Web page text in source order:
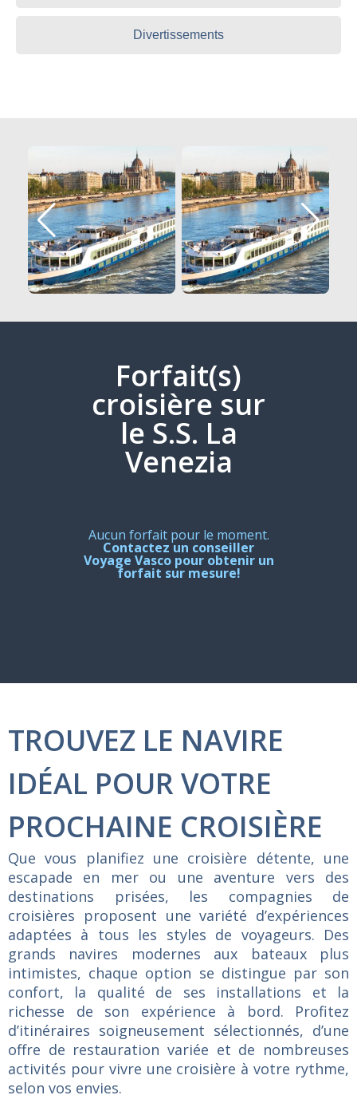
Divertissements
Forfait(s)
croisière sur
le S.S. La
Venezia
Aucun forfait pour le moment.
Contactez un conseiller
Voyage Vasco pour obtenir un
forfait sur mesure!
TROUVEZ LE NAVIRE
IDÉAL POUR VOTRE
PROCHAINE CROISIÈRE
Que vous planifiez une croisière détente, une
escapade en mer ou une aventure vers des
destinations prisées, les compagnies de
croisières proposent une variété d’expériences
adaptées à tous les styles de voyageurs. Des
grands navires modernes aux bateaux plus
intimistes, chaque option se distingue par son
confort, la qualité de ses installations et la
richesse de son expérience à bord. Profitez
d’itinéraires soigneusement sélectionnés, d’une
offre de restauration variée et de nombreuses
activités pour vivre une croisière à votre rythme,
selon vos envies.